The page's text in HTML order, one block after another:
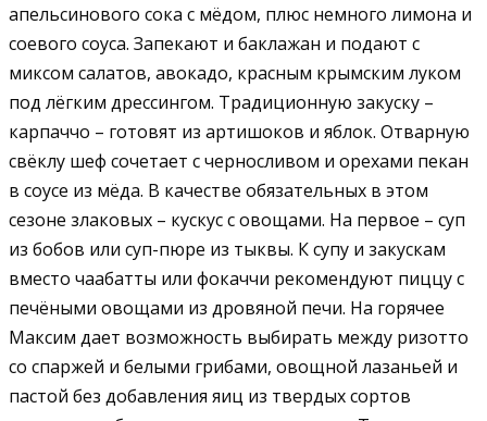
апельсинового сока с мёдом, плюс немного лимона и
соевого соуса. Запекают и баклажан и подают с
миксом салатов, авокадо, красным крымским луком
под лёгким дрессингом. Традиционную закуску –
карпаччо – готовят из артишоков и яблок. Отварную
свёклу шеф сочетает с черносливом и орехами пекан
в соусе из мёда. В качестве обязательных в этом
сезоне злаковых – кускус с овощами. На первое – суп
из бобов или суп-пюре из тыквы. К супу и закускам
вместо чаабатты или фокаччи рекомендуют пиццу с
печёными овощами из дровяной печи. На горячее
Максим дает возможность выбирать между ризотто
со спаржей и белыми грибами, овощной лазаньей и
пастой без добавления яиц из твердых сортов